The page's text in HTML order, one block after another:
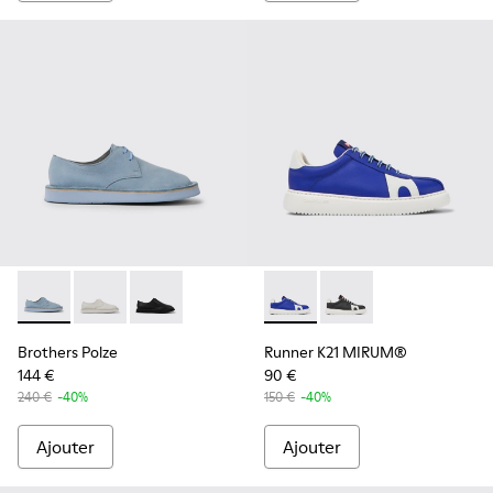
Brothers Polze - K201340-001 - Chaussures en cuir bleu
Brothers Polze - K201340-003
Brothers Polze - K201340-002
Brothers Polze
144 €
240 € -40%
Ajouter
Runner K21 MIRUM® -
Runner K21
Runner K21 MIRUM®
90 €
150 € -40%
Ajouter